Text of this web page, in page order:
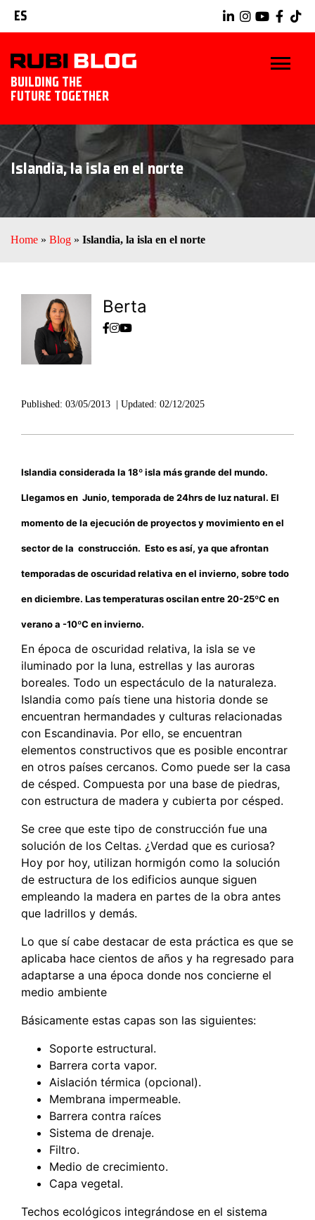
ES
BUILDING THE
FUTURE TOGETHER
INICIO
TRUCOS Y CONSEJOS
IDEAS Y PROYECTOS
HERRAMIENTAS RUBI
Islandia, la isla en el norte
Home » Blog » Islandia, la isla en el norte
Berta
Published: 03/05/2013 Updated: 02/12/2025
Islandia considerada la 18º isla más grande del mundo.
Llegamos en Junio, temporada de 24hrs de luz natural. El
momento de la ejecución de proyectos y movimiento en el
sector de la construcción. Esto es así, ya que afrontan
temporadas de oscuridad relativa en el invierno, sobre todo
en diciembre. Las temperaturas oscilan entre 20-25ºC en
verano a -10ºC en invierno.
En época de oscuridad relativa, la isla se ve
iluminado por la luna, estrellas y las auroras
boreales. Todo un espectáculo de la naturaleza.
Islandia como país tiene una historia donde se
encuentran hermandades y culturas relacionadas
con Escandinavia. Por ello, se encuentran
elementos constructivos que es posible encontrar
en otros países cercanos. Como puede ser la casa
de césped. Compuesta por una base de piedras,
con estructura de madera y cubierta por césped.
Se cree que este tipo de construcción fue una
solución de los Celtas. ¿Verdad que es curiosa?
Hoy por hoy, utilizan hormigón como la solución
de estructura de los edificios aunque siguen
empleando la madera en partes de la obra antes
que ladrillos y demás.
Lo que sí cabe destacar de esta práctica es que se
aplicaba hace cientos de años y ha regresado para
adaptarse a una época donde nos concierne el
medio ambiente
Básicamente estas capas son las siguientes:
Soporte estructural.
Barrera corta vapor.
Aislación térmica (opcional).
Membrana impermeable.
Barrera contra raíces
Sistema de drenaje.
Filtro.
Medio de crecimiento.
Capa vegetal.
Techos ecológicos integrándose en el sistema